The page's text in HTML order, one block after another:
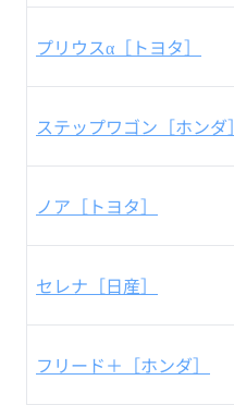
プリウスα［トヨタ］
ステップワゴン［ホンダ］
ノア［トヨタ］
セレナ［日産］
フリード＋［ホンダ］